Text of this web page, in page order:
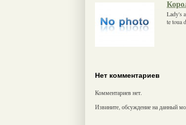
Lady's
te toua
Нет комментариев
Комментариев нет.
Извините, обсуждение на данный